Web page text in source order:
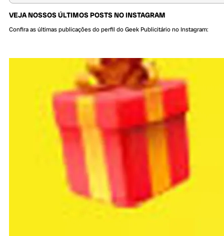
VEJA NOSSOS ÚLTIMOS POSTS NO INSTAGRAM
Confira as últimas publicações do perfil do Geek Publicitário no Instagram: